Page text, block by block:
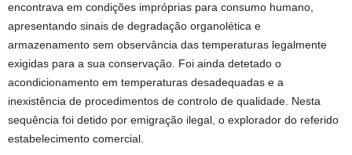
encontrava em condições impróprias para consumo humano,
apresentando sinais de degradação organolética e
armazenamento sem observância das temperaturas legalmente
exigidas para a sua conservação. Foi ainda detetado o
acondicionamento em temperaturas desadequadas e a
inexistência de procedimentos de controlo de qualidade. Nesta
sequência foi detido por emigração ilegal, o explorador do referido
estabelecimento comercial.